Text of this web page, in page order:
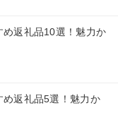
返礼品10選！魅力か
返礼品5選！魅力か